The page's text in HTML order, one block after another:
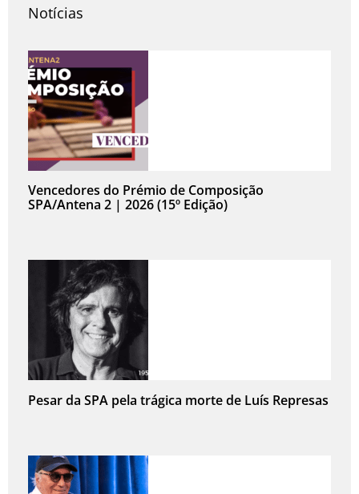
Notícias
Vencedores do Prémio de Composição
SPA/Antena 2 | 2026 (15º Edição)
Pesar da SPA pela trágica morte de Luís Represas